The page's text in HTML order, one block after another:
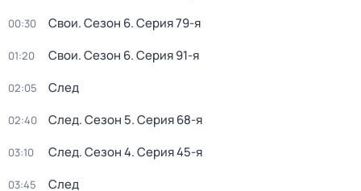
00:30 Свои. Сезон 6. Серия 79-я
01:20 Свои. Сезон 6. Серия 91-я
02:05 След
02:40 След. Сезон 5. Серия 68-я
03:10 След. Сезон 4. Серия 45-я
03:45 След